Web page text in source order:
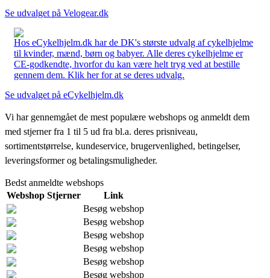
Se udvalget på Velogear.dk
Hos eCykelhjelm.dk har de DK's største udvalg af cykelhjelme
til kvinder, mænd, børn og babyer. Alle deres cykelhjelme er
CE-godkendte, hvorfor du kan være helt tryg ved at bestille
gennem dem. Klik her for at se deres udvalg.
Se udvalget på eCykelhjelm.dk
Vi har gennemgået de mest populære webshops og anmeldt dem
med stjerner fra 1 til 5 ud fra bl.a. deres prisniveau,
sortimentstørrelse, kundeservice, brugervenlighed, betingelser,
leveringsformer og betalingsmuligheder.
Bedst anmeldte webshops
Webshop Stjerner
Link
Besøg webshop
Besøg webshop
Besøg webshop
Besøg webshop
Besøg webshop
Besøg webshop